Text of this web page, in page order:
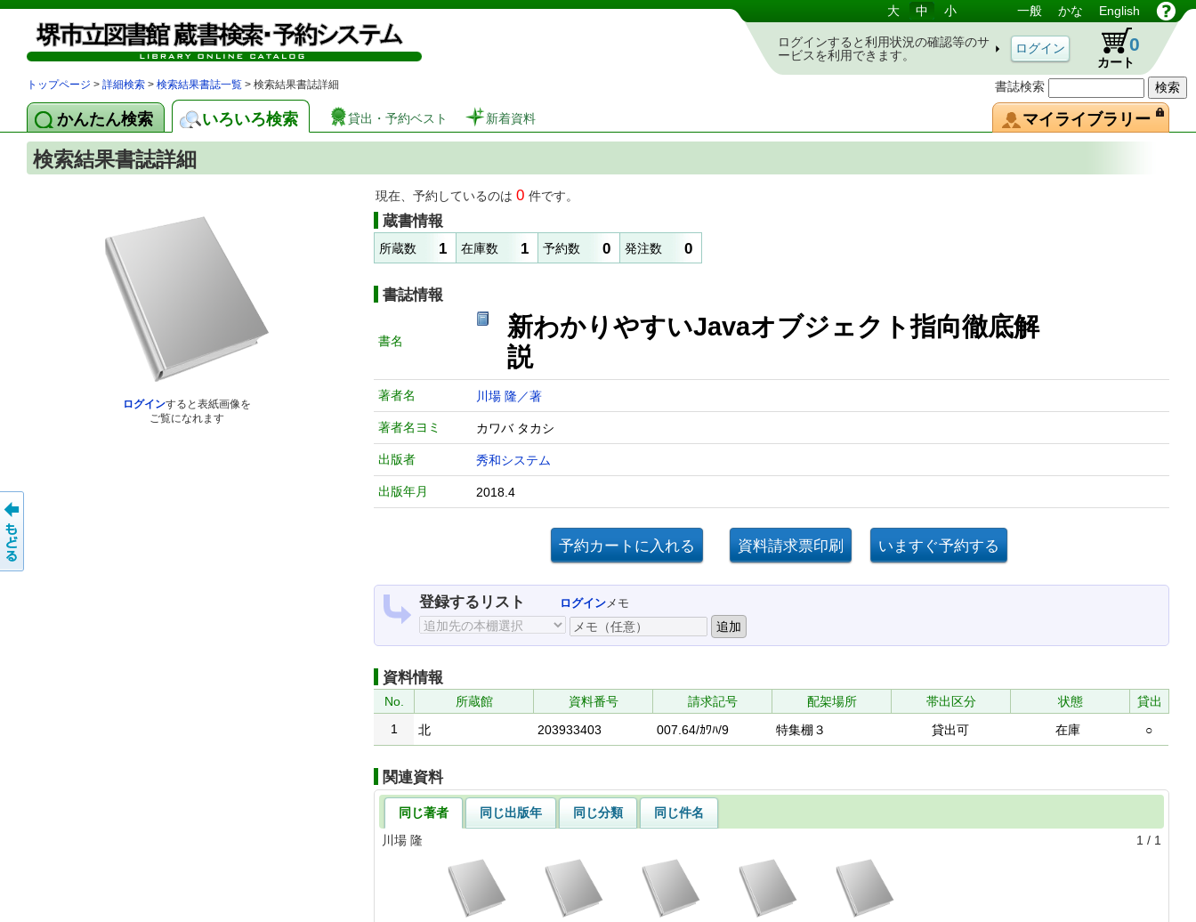
図書館 蔵書検索・予約システム
書誌検索
大 中 小 一般 かな English
ログインすると利用状況の確認等のサ
ービスを利用できます。
カート
0
トップページ > 詳細検索 > 検索結果書誌一覧 > 検索結果書誌詳細
かんたん検索 いろいろ検索 貸出・予約ベスト 新着資料 マイライブラリー
検索結果書誌詳細
ログインすると表紙画像を
ご覧になれます
現在、予約しているのは 0 件です。
蔵書情報
所蔵数 1 在庫数 1 予約数 0 発注数 0
書誌情報
書名
新わかりやすいJavaオブジェクト指向徹底解
説
著者名 川場 隆／著
著者名ヨミ カワバ タカシ
出版者 秀和システム
出版年月 2018.4
登録するリスト ログインメモ
資料情報
No. 所蔵館 資料番号 請求記号 配架場所 帯出区分 状態
貸出
1
北 203933403 007.64/ｶﾜﾊ/9 特集棚３ 貸出可 在庫 ○
関連資料
同じ著者 同じ出版年 同じ分類
同じ件名
川場 隆
1 / 1